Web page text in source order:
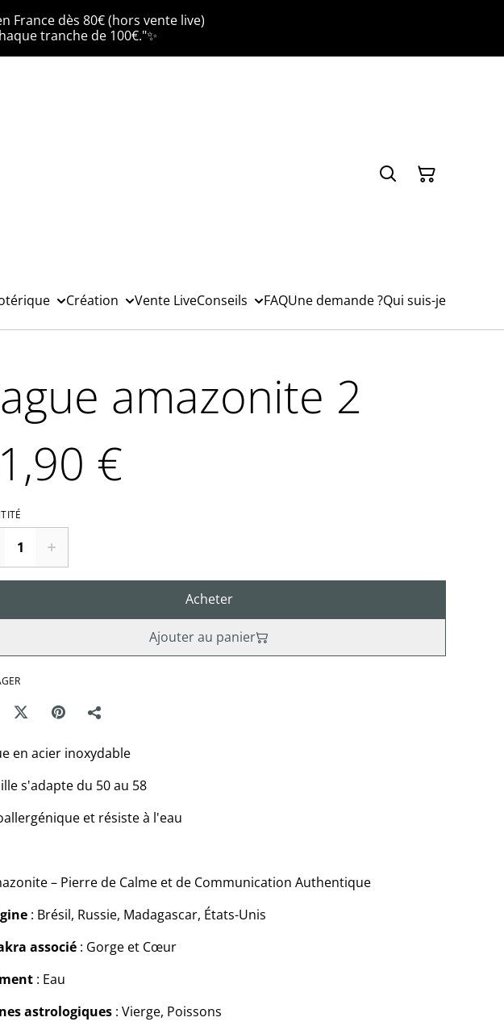
France dès 80€ (hors vente live)
tranche de 100€."✨
Création Vente LiveConseils FAQUne demande ?Qui suis-je
amazonite 2
€
Acheter
Ajouter au panier
en acier inoxydable
s'adapte du 50 au 58
et résiste à l'eau
– Pierre de Calme et de Communication Authentique
: Brésil, Russie, Madagascar, États-Unis
associé : Gorge et Cœur
: Eau
astrologiques : Vierge, Poissons